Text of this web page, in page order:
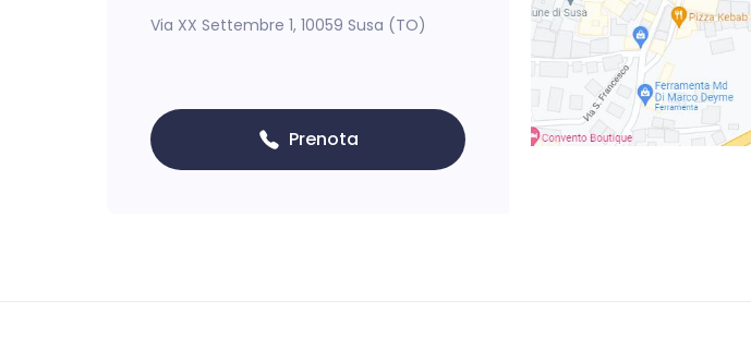
Via XX Settembre 1, 10059 Susa (TO)
Prenota